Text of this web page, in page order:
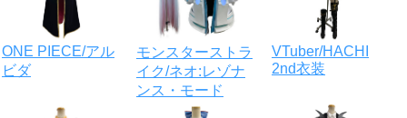
ONE PIECE/アル
ビダ
モンスターストラ
イク/ネオ:レゾナ
ンス・モード
VTuber/HACHI
2nd衣装